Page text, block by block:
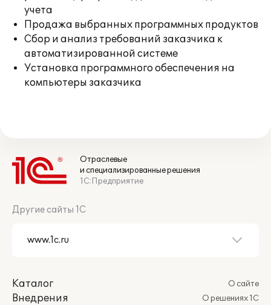
учета
Продажа выбранных программных продуктов
Сбор и анализ требований заказчика к
автоматизированной системе
Установка программного обеспечения на
компьютеры заказчика
Отраслевые
и специализированные решения
1С:Предприятие
Другие сайты 1С
Каталог
Внедрения
О сайте
О решениях 1С